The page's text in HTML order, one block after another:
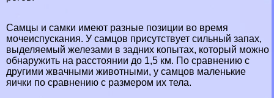
Самцы и самки имеют разные позиции во время
мочеиспускания. У самцов присутствует сильный запах,
выделяемый железами в задних копытах, который можно
обнаружить на расстоянии до 1,5 км. По сравнению с
другими жвачными животными, у самцов маленькие
яички по сравнению с размером их тела.